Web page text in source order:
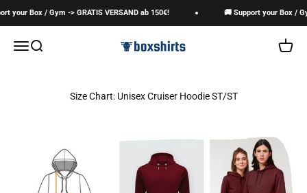
your Box / Gym -> GRATIS VERSAND ab 150€! 🚚 Support your Box /
Navigationsmenü öffnen
Suche öffnen boxshirts
Size Chart: Unisex Cruiser Hoodie ST/ST